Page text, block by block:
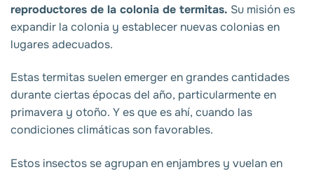
reproductores de la colonia de termitas. Su misión es
expandir la colonia y establecer nuevas colonias en
lugares adecuados.
Estas termitas suelen emerger en grandes cantidades
durante ciertas épocas del año, particularmente en
primavera y otoño. Y es que es ahí, cuando las
condiciones climáticas son favorables.
Estos insectos se agrupan en enjambres y vuelan en